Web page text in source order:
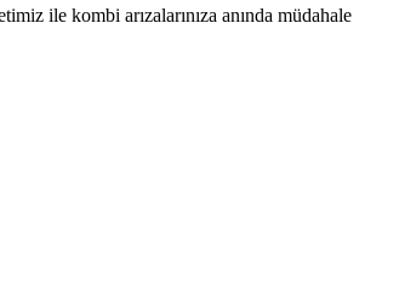
ile kombi arızalarınıza anında müdahale